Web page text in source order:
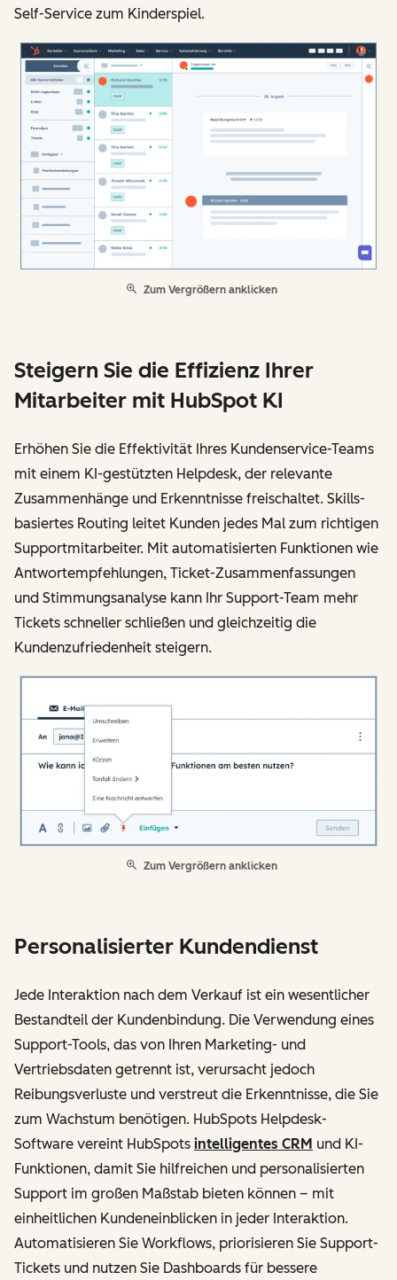
Self-Service zum Kinderspiel.
Zum Vergrößern anklicken
Steigern Sie die Effizienz Ihrer
Mitarbeiter mit HubSpot KI
Erhöhen Sie die Effektivität Ihres Kundenservice-Teams
mit einem KI-gestützten Helpdesk, der relevante
Zusammenhänge und Erkenntnisse freischaltet. Skills-
basiertes Routing leitet Kunden jedes Mal zum richtigen
Supportmitarbeiter. Mit automatisierten Funktionen wie
Antwortempfehlungen, Ticket-Zusammenfassungen
und Stimmungsanalyse kann Ihr Support-Team mehr
Tickets schneller schließen und gleichzeitig die
Kundenzufriedenheit steigern.
Zum Vergrößern anklicken
Personalisierter Kundendienst
Jede Interaktion nach dem Verkauf ist ein wesentlicher
Bestandteil der Kundenbindung. Die Verwendung eines
Support-Tools, das von Ihren Marketing- und
Vertriebsdaten getrennt ist, verursacht jedoch
Reibungsverluste und verstreut die Erkenntnisse, die Sie
zum Wachstum benötigen. HubSpots Helpdesk-
Software vereint HubSpots intelligentes CRM und KI-
Funktionen, damit Sie hilfreichen und personalisierten
Support im großen Maßstab bieten können – mit
einheitlichen Kundeneinblicken in jeder Interaktion.
Automatisieren Sie Workflows, priorisieren Sie Support-
Tickets und nutzen Sie Dashboards für bessere